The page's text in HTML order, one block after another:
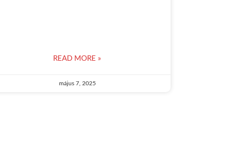
READ MORE »
május 7, 2025